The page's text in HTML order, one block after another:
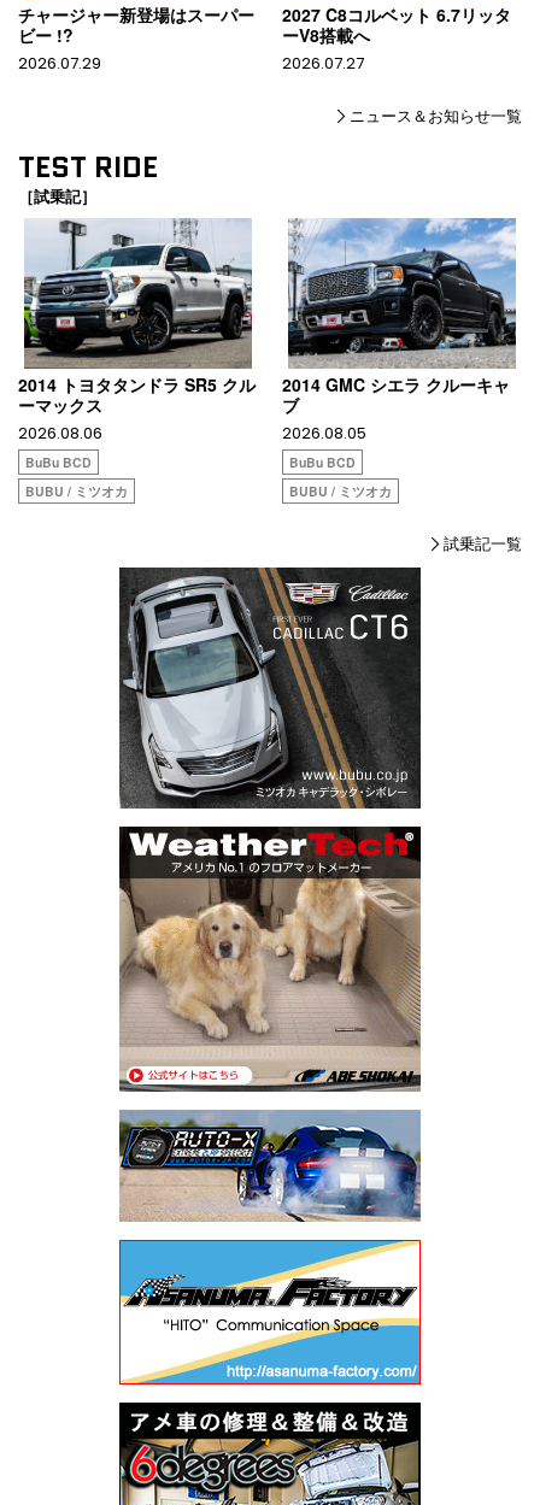
チャージャー新登場はスーパー
ビー !?
2026.07.29
2027 C8コルベット 6.7リッタ
ーV8搭載へ
2026.07.27
ニュース＆お知らせ一覧
TEST RIDE
［試乗記］
2014 トヨタタンドラ SR5 クル
ーマックス
2026.08.06
BuBu BCD
BUBU / ミツオカ
2014 GMC シエラ クルーキャ
ブ
2026.08.05
BuBu BCD
BUBU / ミツオカ
試乗記一覧